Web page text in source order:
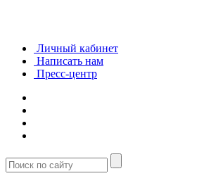
Личный кабинет
Написать нам
Пресс-центр